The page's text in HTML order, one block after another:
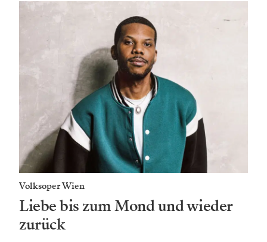
Volksoper Wien
Liebe bis zum Mond und wieder
zurück